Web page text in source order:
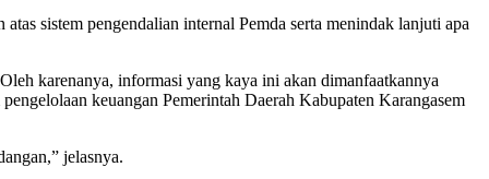
sistem pengendalian internal Pemda serta menindak lanjuti apa
karenanya, informasi yang kaya ini akan dimanfaatkannya
keuangan Pemerintah Daerah Kabupaten Karangasem
jelasnya.